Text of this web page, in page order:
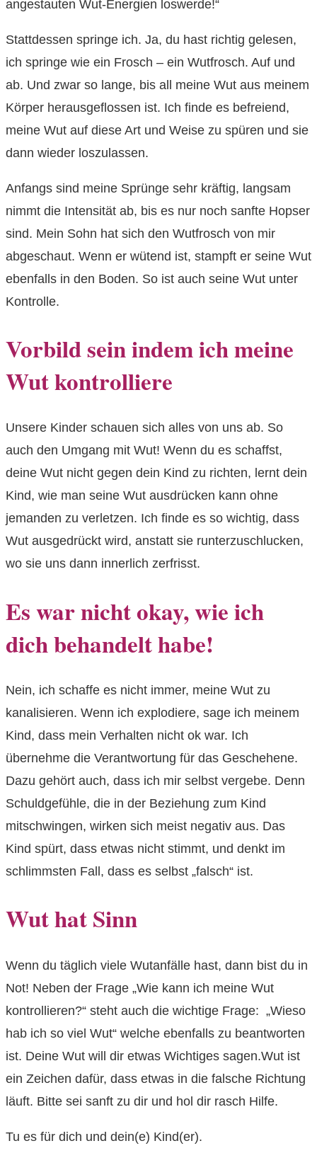
angestauten Wut-Energien loswerde!“
Stattdessen springe ich. Ja, du hast richtig gelesen,
ich springe wie ein Frosch – ein Wutfrosch. Auf und
ab. Und zwar so lange, bis all meine Wut aus meinem
Körper herausgeflossen ist. Ich finde es befreiend,
meine Wut auf diese Art und Weise zu spüren und sie
dann wieder loszulassen.
Anfangs sind meine Sprünge sehr kräftig, langsam
nimmt die Intensität ab, bis es nur noch sanfte Hopser
sind. Mein Sohn hat sich den Wutfrosch von mir
abgeschaut. Wenn er wütend ist, stampft er seine Wut
ebenfalls in den Boden. So ist auch seine Wut unter
Kontrolle.
Vorbild sein indem ich meine
Wut kontrolliere
Unsere Kinder schauen sich alles von uns ab. So
auch den Umgang mit Wut! Wenn du es schaffst,
deine Wut nicht gegen dein Kind zu richten, lernt dein
Kind, wie man seine Wut ausdrücken kann ohne
jemanden zu verletzen. Ich finde es so wichtig, dass
Wut ausgedrückt wird, anstatt sie runterzuschlucken,
wo sie uns dann innerlich zerfrisst.
Es war nicht okay, wie ich
dich behandelt habe!
Nein, ich schaffe es nicht immer, meine Wut zu
kanalisieren. Wenn ich explodiere, sage ich meinem
Kind, dass mein Verhalten nicht ok war. Ich
übernehme die Verantwortung für das Geschehene.
Dazu gehört auch, dass ich mir selbst vergebe. Denn
Schuldgefühle, die in der Beziehung zum Kind
mitschwingen, wirken sich meist negativ aus. Das
Kind spürt, dass etwas nicht stimmt, und denkt im
schlimmsten Fall, dass es selbst „falsch“ ist.
Wut hat Sinn
Wenn du täglich viele Wutanfälle hast, dann bist du in
Not! Neben der Frage „Wie kann ich meine Wut
kontrollieren?“ steht auch die wichtige Frage: „Wieso
hab ich so viel Wut“ welche ebenfalls zu beantworten
ist. Deine Wut will dir etwas Wichtiges sagen.Wut ist
ein Zeichen dafür, dass etwas in die falsche Richtung
läuft. Bitte sei sanft zu dir und hol dir rasch Hilfe.
Tu es für dich und dein(e) Kind(er).